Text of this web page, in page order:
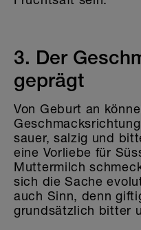
3. Der
geprägt
Von Geburt an
sauer, salzig und
eine Vorliebe für
Muttermilch
sich die Sache
auch Sinn, denn
grundsätzlich bitter